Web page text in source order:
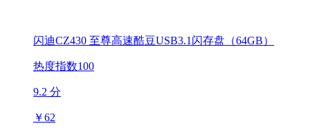
闪迪CZ430 至尊高速酷豆USB3.1闪存盘（64GB）
热度指数100
9.2 分
￥62